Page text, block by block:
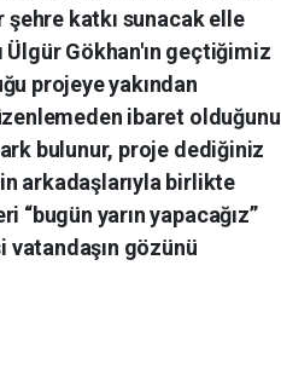
şehre katkı sunacak elle
Gökhan'ın geçtiğimiz
projeye yakından
ibaret olduğunu
bulunur, proje dediğiniz
arkadaşlarıyla birlikte
yarın yapacağız”
gözünü